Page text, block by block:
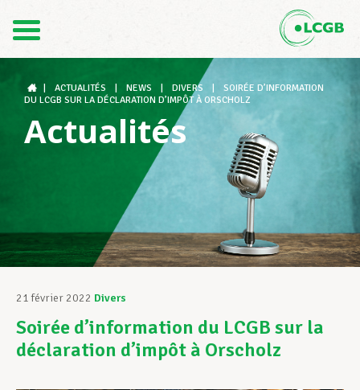
DE
Le LCGB
Structures syndicales
Assistance au Travail
Vos droits
ACTUALITÉS NEWS DIVERS
SOIRÉE D’INFORMATION
DU LCGB SUR LA DÉCLARATION D’IMPÔT À ORSCHOLZ
Actualités
21 février 2022 Divers
Soirée d’information du LCGB sur la
déclaration d’impôt à Orscholz